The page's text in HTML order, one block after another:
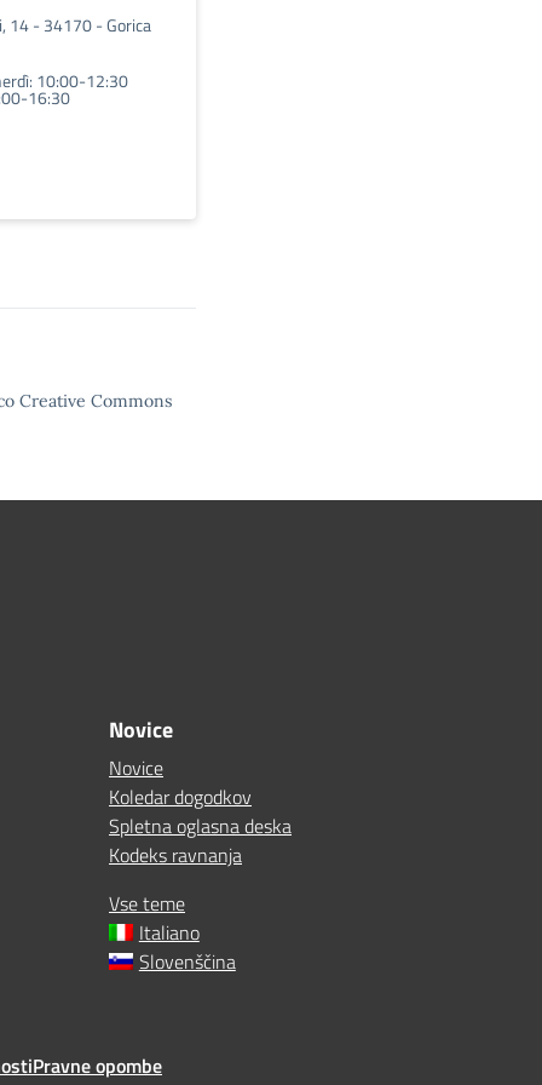
14 - 34170 - Gorica
10:00-12:30
16:30
Creative Commons
Novice
Novice
Koledar dogodkov
Spletna oglasna deska
Kodeks ravnanja
Vse teme
Italiano
Slovenščina
Pravne opombe